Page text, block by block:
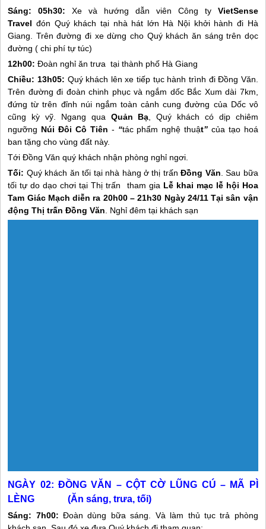
Sáng:05h30: Xe và hướng dẫn viên Công ty VietSense
Travel đón Quý khách tại nhà hát lớn Hà Nội khởi hành đi Hà
Giang . Trên đường đi xe dừng cho Quý khách ăn sáng trên dọc
đường ( chi phí tự túc)
12h00:Đoàn nghỉ ăn trưa tại thành phố Hà Giang
Chiều: 13h05: Quý khách lên xe tiếp tục hành trình đi Đồng Văn.
Trên đường đi đoàn chinh phục và ngắm dốc Bắc Xum dài 7km,
đứng từ trên đỉnh núi ngắm toàn cảnh cung đường của Dốc vô
cũng kỳ vỹ. Ngang qua Quản Bạ , Quý khách có dịp chiêm
ngưỡng Núi Đôi Cô Tiên - “tác phẩm nghệ thuật” của tạo hoá
ban tặng cho vùng đất này.
Tới Đồng Văn quý khách nhận phòng nghỉ ngơi.
Tối: Quý khách ăn tối tại nhà hàng ở thị trấnĐồng Văn . Sau bữa
tối tự do dạo chơi tại Thị trấn tham gia Lễ khai mạc lễ hội Hoa
Tam Giác Mạch diễn ra 20h00 – 21h30 Ngày 24/11 Tại sân vận
động Thị trấn Đồng Văn . Nghỉ đêm tại khách sạn
NGÀY 02: ĐỒNG VĂN – CỘT CỜ LŨNG CÚ – MÃ PÌ
LÈNG (Ăn sáng, trưa, tối)
Sáng: 7h00:Đoàn dùng bữa sáng. Và làm thủ tục trả phòng